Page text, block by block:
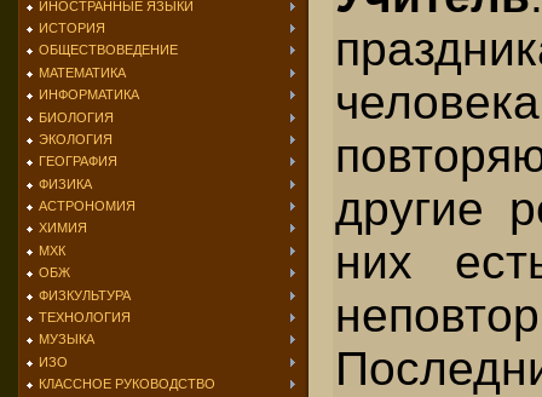
ИНОСТРАННЫЕ ЯЗЫКИ
ИСТОРИЯ
ОБЩЕСТВОВЕДЕНИЕ
МАТЕМАТИКА
ИНФОРМАТИКА
БИОЛОГИЯ
ЭКОЛОГИЯ
ГЕОГРАФИЯ
ФИЗИКА
АСТРОНОМИЯ
ХИМИЯ
МХК
ОБЖ
ФИЗКУЛЬТУРА
ТЕХНОЛОГИЯ
МУЗЫКА
ИЗО
КЛАССНОЕ РУКОВОДСТВО
другие
них